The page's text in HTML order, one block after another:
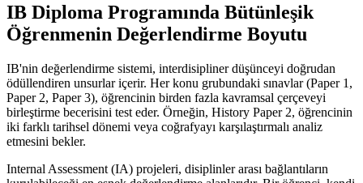
IB Diploma Programında Bütünleşik
Öğrenmenin Değerlendirme Boyutu
IB'nin değerlendirme sistemi, interdisipliner düşünceyi doğrudan
ödüllendiren unsurlar içerir. Her konu grubundaki sınavlar (Paper 1,
Paper 2, Paper 3), öğrencinin birden fazla kavramsal çerçeveyi
birleştirme becerisini test eder. Örneğin, History Paper 2, öğrencinin
iki farklı tarihsel dönemi veya coğrafyayı karşılaştırmalı analiz
etmesini bekler.
Internal Assessment (IA) projeleri, disiplinler arası bağlantıların